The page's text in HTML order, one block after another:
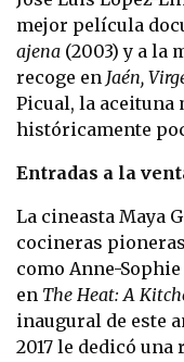
mejor película
ajena (2003) y a la
recoge en Jaén,
Picual, la aceituna
históricamente
Entradas a la
La cineasta Maya
cocineras
como Anne-
en The Heat: A
inaugural de este
2017 le dedicó